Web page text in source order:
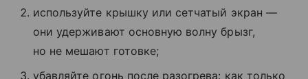
используйте крышку или сетчатый экран —
они удерживают основную волну брызг,
но не мешают готовке;
убавляйте огонь после разогрева: как только